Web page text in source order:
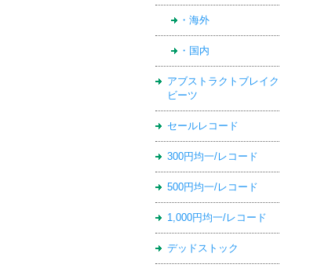
・海外
・国内
アブストラクトブレイク
ビーツ
セールレコード
300円均一/レコード
500円均一/レコード
1,000円均一/レコード
デッドストック